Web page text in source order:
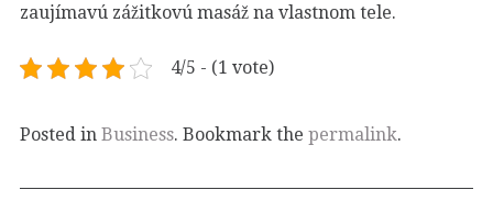
zaujímavú zážitkovú masáž na vlastnom tele.
4/5 - (1 vote)
Posted in Business. Bookmark the permalink.